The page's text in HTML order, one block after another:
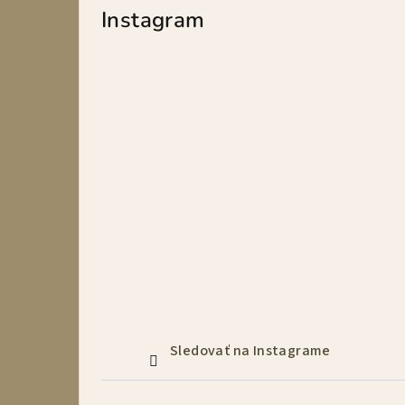
Instagram
Sledovať na Instagrame